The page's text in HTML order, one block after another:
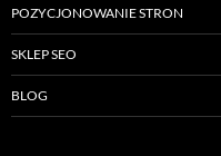
POZYCJONOWANIE STRON
SKLEP SEO
BLOG